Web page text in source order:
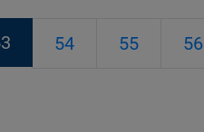
54 55 56